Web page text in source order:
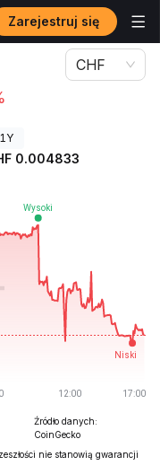
Zarejestruj się
CHF
1Y
0.004833
Źródło danych:
CoinGecko
nie stanowią gwarancji